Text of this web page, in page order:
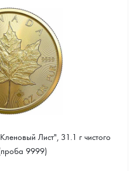
выкупа
185 Руб.
Лист", 31.1 г чистого
9999)